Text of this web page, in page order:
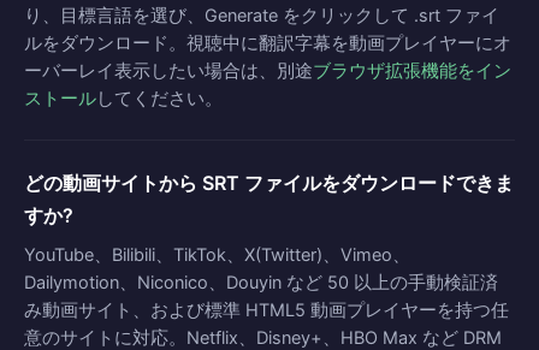
り、目標言語を選び、Generate をクリックして .srt ファイ
ルをダウンロード。視聴中に翻訳字幕を動画プレイヤーにオ
ーバーレイ表示したい場合は、別途ブラウザ拡張機能をイン
ストールしてください。
どの動画サイトから SRT ファイルをダウンロードできま
すか?
YouTube、Bilibili、TikTok、X(Twitter)、Vimeo、
Dailymotion、Niconico、Douyin など 50 以上の手動検証済
み動画サイト、および標準 HTML5 動画プレイヤーを持つ任
意のサイトに対応。Netflix、Disney+、HBO Max など DRM